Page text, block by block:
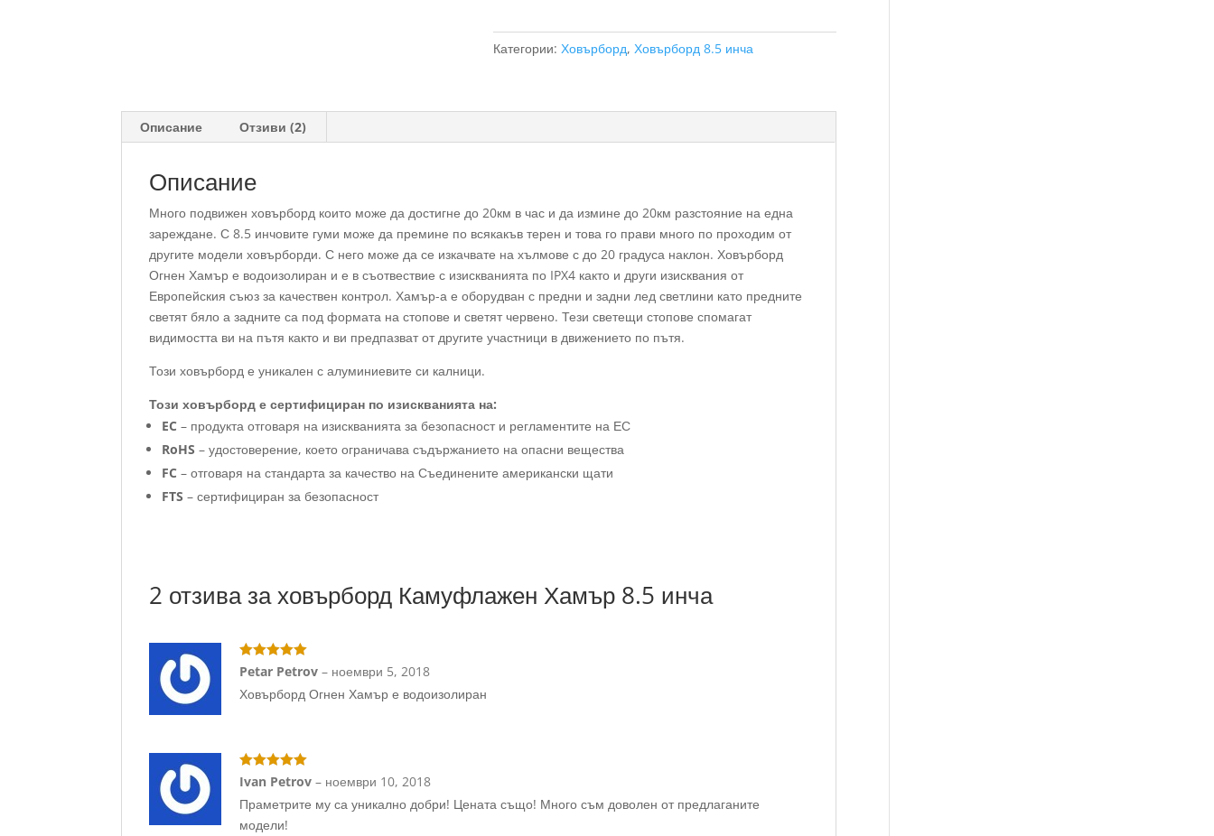
инча
Категории:Ховърборд,Ховърборд 8.5 инча
Описание Отзиви (2)
Описание
Много подвижен ховърборд които може да достигне до 20км в час и да измине до 20км разстояние на една
зареждане. С 8.5 инчовите гуми може да премине по всякакъв терен и това го прави много по проходим от
другите модели ховърборди. С него може да се изкачвате на хълмове с до 20 градуса наклон. Ховърборд
Огнен Хамър е водоизолиран и е в съотвествие с изискванията по IPX4 както и други изисквания от
Европейския съюз за качествен контрол. Хамър-а е оборудван с предни и задни лед светлини като предните
светят бяло а задните са под формата на стопове и светят червено. Тези светещи стопове спомагат
видимостта ви на пътя както и ви предпазват от другите участници в движението по пътя.
Този ховърборд е уникален с алуминиевите си калници.
Този ховърборд е сертифициран по изискванията на:
EC – продукта отговаря на изискванията за безопасност и регламентите на ЕС
RoHS – удостоверение, което ограничава съдържанието на опасни вещества
FC – отговаря на стандарта за качество на Съединените американски щати
FTS – сертифициран за безопасност
2 отзива заховърборд Камуфлажен Хамър 8.5 инча
Оценено с5
от 5
Petar Petrov– ноември 5, 2018
Ховърборд Огнен Хамър е водоизолиран
Оценено с5
от 5
Ivan Petrov– ноември 10, 2018
Праметрите му са уникално добри! Цената също! Много съм доволен от предлаганите
модели!